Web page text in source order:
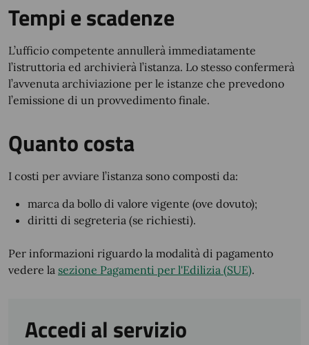
Tempi e scadenze
L’ufficio competente annullerà immediatamente
l’istruttoria ed archivierà l’istanza. Lo stesso confermerà
l’avvenuta archiviazione per le istanze che prevedono
l’emissione di un provvedimento finale.
Quanto costa
I costi per avviare l’istanza sono composti da:
marca da bollo di valore vigente (ove dovuto);
diritti di segreteria (se richiesti).
Per informazioni riguardo la modalità di pagamento
vedere la sezione Pagamenti per l'Edilizia (SUE).
Accedi al servizio